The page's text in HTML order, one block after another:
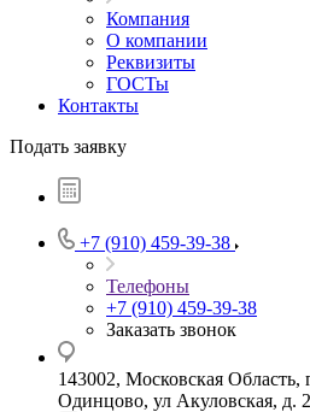
Компания
О компании
Реквизиты
ГОСТы
Контакты
Подать заявку
+7 (910) 459-39-38
Телефоны
+7 (910) 459-39-38
Заказать звонок
143002, Московская
Одинцово, ул Акуловская, д.